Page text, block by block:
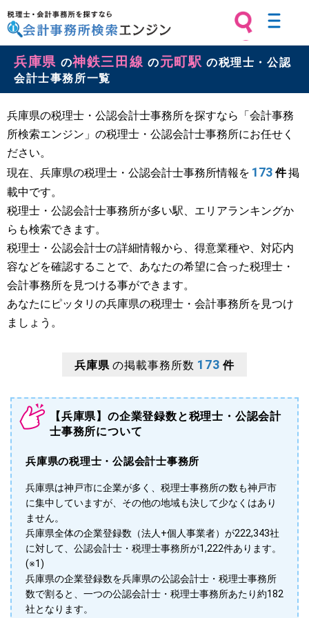
税理士・会計事務所を探すなら 会計
事務所検索エンジン
兵庫県 の神鉄三田線 の元町駅 の税理士・公認
会計士事務所一覧
兵庫県の税理士・公認会計士事務所を探すなら「会計事務
所検索エンジン」の税理士・公認会計士事務所にお任せく
ださい。
現在、兵庫県の税理士・公認会計士事務所情報を 173 件掲
載中です。
税理士・公認会計士事務所が多い駅、エリアランキングか
らも検索できます。
税理士・公認会計士の詳細情報から、得意業種や、対応内
容などを確認することで、あなたの希望に合った税理士・
会計事務所を見つける事ができます。
あなたにピッタリの兵庫県の税理士・会計事務所を見つけ
ましょう。
兵庫県 の掲載事務所数 173 件
【兵庫県】の企業登録数と税理士・公認会計
士事務所について
兵庫県の税理士・公認会計士事務所
兵庫県は神戸市に企業が多く、税理士事務所の数も神戸市
に集中していますが、その他の地域も決して少なくはあり
ません。
兵庫県全体の企業登録数（法人+個人事業者）が222,343社
に対して、公認会計士・税理士事務所が1,222件あります。
(※1)
兵庫県の企業登録数を兵庫県の公認会計士・税理士事務所
数で割ると、一つの公認会計士・税理士事務所あたり約182
社となります。